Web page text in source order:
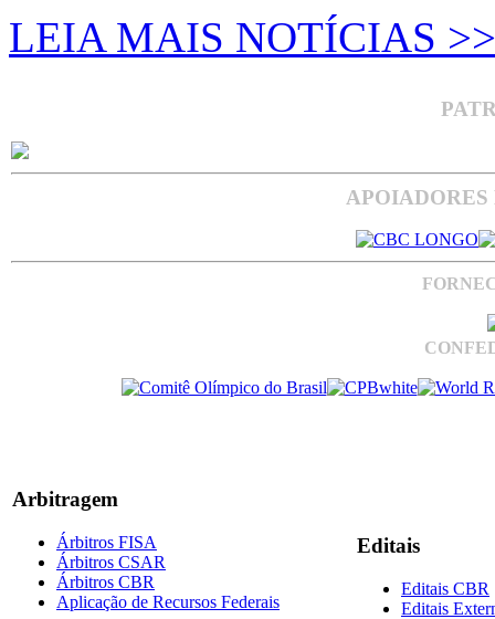
LEIA MAIS NOTÍCIAS >>
Arbitragem
Árbitros FISA
Árbitros CSAR
Árbitros CBR
Aplicação de Recursos Federais
Editais
Editais CBR
Editais